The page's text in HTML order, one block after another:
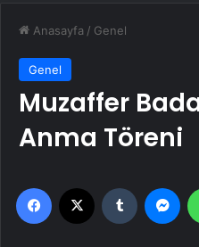
Anasayfa / Genel
Genel
Muzaffer
Anma Töreni
Facebook Tumblr